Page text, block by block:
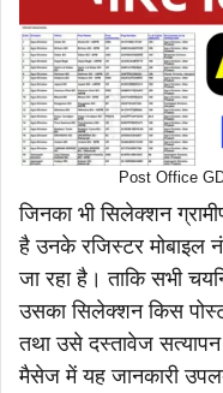
Post Office
जिनका भी सिलेक्शन
है उनके रजिस्टर मोबाइल
जा रहा है। ताकि सभी
उसका सिलेक्शन किस
तथा उसे दस्तावेज
मैसेज में यह जानकारी